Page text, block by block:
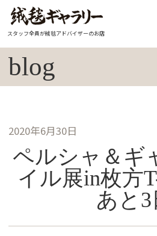
スタッフ全員が絨毯アドバイザーのお店
blog
2020年6月30日
ペルシャ＆ギ
イル展in枚方
あと3